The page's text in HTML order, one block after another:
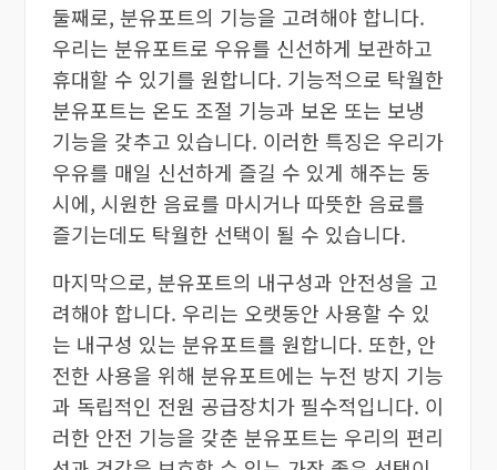
둘째로, 분유포트의 기능을 고려해야 합니다.
우리는 분유포트로 우유를 신선하게 보관하고
휴대할 수 있기를 원합니다. 기능적으로 탁월한
분유포트는 온도 조절 기능과 보온 또는 보냉
기능을 갖추고 있습니다. 이러한 특징은 우리가
우유를 매일 신선하게 즐길 수 있게 해주는 동
시에, 시원한 음료를 마시거나 따뜻한 음료를
즐기는데도 탁월한 선택이 될 수 있습니다.
마지막으로, 분유포트의 내구성과 안전성을 고
려해야 합니다. 우리는 오랫동안 사용할 수 있
는 내구성 있는 분유포트를 원합니다. 또한, 안
전한 사용을 위해 분유포트에는 누전 방지 기능
과 독립적인 전원 공급장치가 필수적입니다. 이
러한 안전 기능을 갖춘 분유포트는 우리의 편리